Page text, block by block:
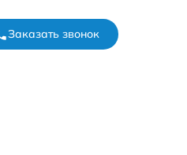
Заказать звонок